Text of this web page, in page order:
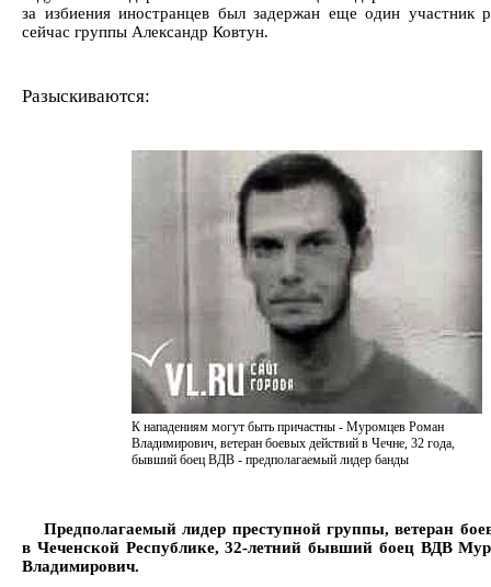
за избиения иностранцев был задержан еще один участник
сейчас группы Александр Ковтун.
Разыскиваются:
К нападениям могут быть причастны - Муромцев Роман
Владимирович, ветеран боевых действий в Чечне, 32 года,
бывший боец ВДВ - предполагаемый лидер банды
Предполагаемый лидер преступной группы, ветеран
в Чеченской Республике, 32-летний бывший боец ВДВ
Владимирович.